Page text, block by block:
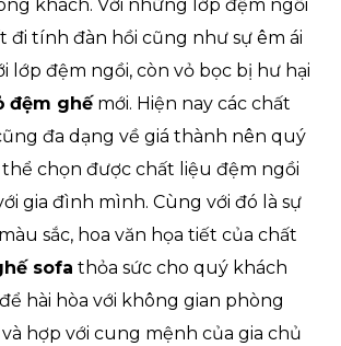
khách. Với những lớp đệm ngồi
đi tính đàn hồi cũng như sự êm ái
lớp đệm ngồi, còn vỏ bọc bị hư hại
đệm ghếmới. Hiện nay các chất
đa dạng về giá thành nên quý
chọn được chất liệu đệm ngồi
gia đình mình. Cùng với đó là sự
sắc, hoa văn họa tiết của chất
sofa thỏa sức cho quý khách
hài hòa với không gian phòng
hợp với cung mệnh của gia chủ